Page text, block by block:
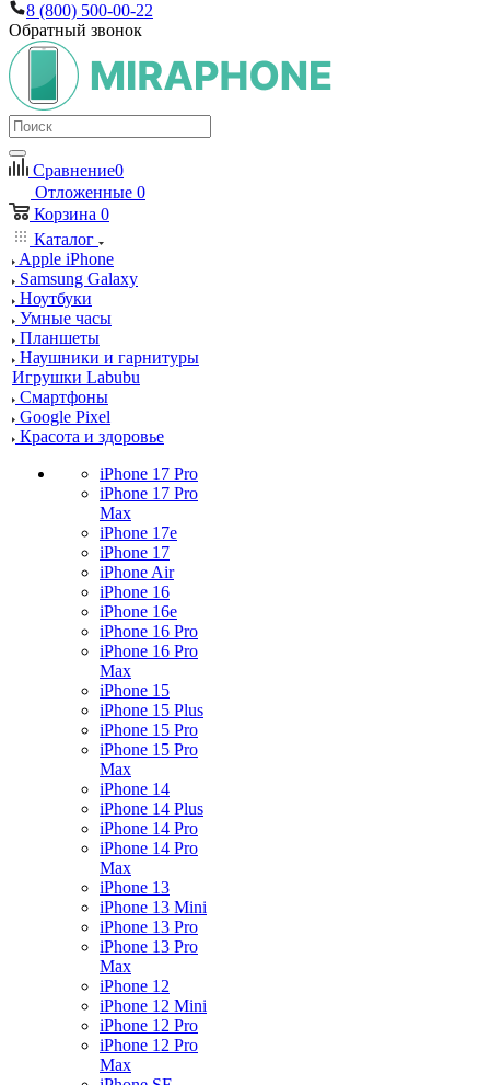
8 (800) 500-00-22
Обратный звонок
Сравнение0
Отложенные 0
Корзина 0
Каталог
Apple iPhone
Samsung Galaxy
Ноутбуки
Умные часы
Планшеты
Наушники и гарнитуры
Игрушки Labubu
Смартфоны
Google Pixel
Красота и здоровье
iPhone 17 Pro
iPhone 17 Pro
Max
iPhone 17e
iPhone 17
iPhone Air
iPhone 16
iPhone 16e
iPhone 16 Pro
iPhone 16 Pro
Max
iPhone 15
iPhone 15 Plus
iPhone 15 Pro
iPhone 15 Pro
Max
iPhone 14
iPhone 14 Plus
iPhone 14 Pro
iPhone 14 Pro
Max
iPhone 13
iPhone 13 Mini
iPhone 13 Pro
iPhone 13 Pro
Max
iPhone 12
iPhone 12 Mini
iPhone 12 Pro
iPhone 12 Pro
Max